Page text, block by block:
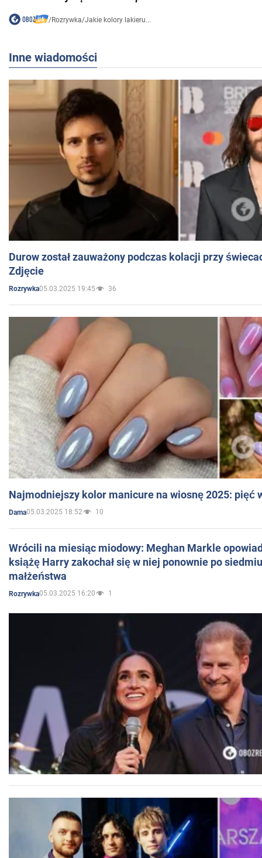
/Rozrywka/Jakie kolory lakieru...
Inne wiadomości
Durow został zauważony podczas kolacji przy
Zdjęcie
Rozrywka05.03.2025 19:45 36
Najmodniejszy kolor manicure na wiosnę 2025: pięć
Dama05.03.2025 18:52 10
Wrócili na miesiąc miodowy: Meghan Markle
książę Harry zakochał się w niej ponownie po
małżeństwa
Rozrywka05.03.2025 16:20 1